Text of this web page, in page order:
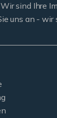
sind Ihre
uns an - wir